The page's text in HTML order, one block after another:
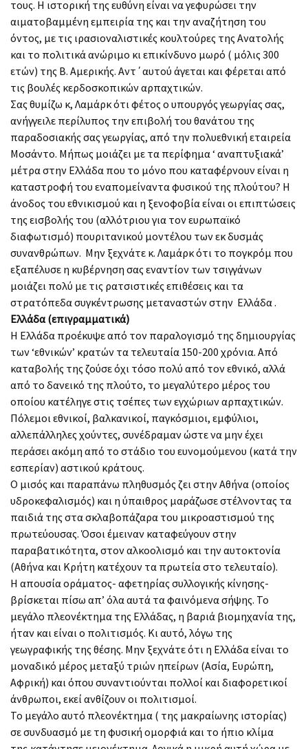
τους. Η ιστορική της ευθύνη είναι να γεφυρώσει την
αιματοβαμμένη εμπειρία της και την αναζήτηση του
όντος, με τις ιρασιοναλιστικές κουλτούρες της Ανατολής
και το πολιτικά ανώριμο κι επικίνδυνο μωρό ( μόλις 300
ετών) της Β. Αμερικής. Αντ΄αυτού άγεται και φέρεται από
τις βουλές κερδοσκοπικών αρπαχτικών.
Σας θυμίζω κ, Λαμάρκ ότι φέτος ο υπουργός γεωργίας σας,
ανήγγειλε περίλυπος την επιβολή του θανάτου της
παραδοσιακής σας γεωργίας, από την πολυεθνική εταιρεία
Μοσάντο. Μήπως μοιάζει με τα περίφημα ‘ αναπτυξιακά’
μέτρα στην Ελλάδα που το μόνο που καταφέρνουν είναι η
καταστροφή του εναπομείναντα φυσικού της πλούτου? Η
άνοδος του εθνικισμού και η ξενοφοβία είναι οι επιπτώσεις
της εισβολής του (αλλότριου για τον ευρωπαϊκό
διαφωτισμό) πουριτανικού μοντέλου των εκ δυσμάς
συνανθρώπων. Μην ξεχνάτε κ. Λαμάρκ ότι το πογκρόμ που
εξαπέλυσε η κυβέρνηση σας εναντίον των τσιγγάνων
μοιάζει πολύ με τις ρατσιστικές επιθέσεις και τα
στρατόπεδα συγκέντρωσης μεταναστών στην Ελλάδα .
Ελλάδα (επιγραμματικά)
Η Ελλάδα προέκυψε από τον παραλογισμό της δημιουργίας
των ‘εθνικών’ κρατών τα τελευταία 150-200 χρόνια. Από
καταβολής της ζούσε όχι τόσο πολύ από τον εθνικό, αλλά
από το δανεικό της πλούτο, το μεγαλύτερο μέρος του
οποίου κατέληγε στις τσέπες των εγχώριων αρπαχτικών.
Πόλεμοι εθνικοί, βαλκανικοί, παγκόσμιοι, εμφύλιοι,
αλλεπάλληλες χούντες, συνέδραμαν ώστε να μην έχει
περάσει ακόμη από το στάδιο του ευνομούμενου (κατά την
εσπερίαν) αστικού κράτους.
Ο μισός και παραπάνω πληθυσμός ζει στην Αθήνα (οποίος
υδροκεφαλισμός) και η ύπαιθρος μαράζωσε στέλνοντας τα
παιδιά της στα σκλαβοπάζαρα του μικροαστισμού της
πρωτεύουσας. Όσοι έμειναν καταφεύγουν στην
παραβατικότητα, στον αλκοολισμό και την αυτοκτονία
(Αθήνα και Κρήτη κατέχουν τα πρωτεία στο τελευταίο).
Η απουσία οράματος- αφετηρίας συλλογικής κίνησης-
βρίσκεται πίσω απ’ όλα αυτά τα φαινόμενα σήψης. Το
μεγάλο πλεονέκτημα της Ελλάδας, η βαριά βιομηχανία της,
ήταν και είναι ο πολιτισμός. Κι αυτό, λόγω της
γεωγραφικής της θέσης. Μην ξεχνάτε ότι η Ελλάδα είναι το
μοναδικό μέρος μεταξύ τριών ηπείρων (Ασία, Ευρώπη,
Αφρική) και όπου συναντιούνται πολλοί και διαφορετικοί
άνθρωποι, εκεί ανθίζουν οι πολιτισμοί.
Το μεγάλο αυτό πλεονέκτημα ( της μακραίωνης ιστορίας)
σε συνδυασμό με τη φυσική ομορφιά και το ήπιο κλίμα